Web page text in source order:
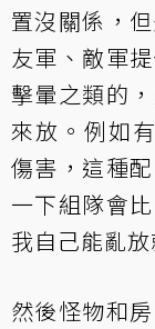
置沒關係，
友軍、敵軍
擊暈之類的
來放。例如
傷害，這種
一下組隊會
我自己能亂放
然後怪物和